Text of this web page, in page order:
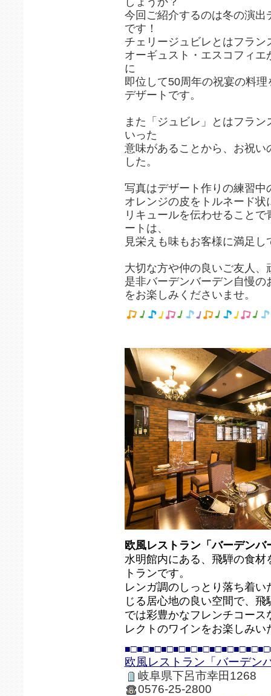
今回ご紹介するのは冬の演
です！
チェリージュビレとはフラ
オーギュスト・エスコフィ
に
即位して50周年の祝宴の料
デザートです。
また「ジュビレ」とはフラ
いった
意味があることから、お祝
した。
写真はデザート作りの練習中
オレンジの皮をトルネード状
リキュールを伝わせること
ートは、
見栄えも味もお客様に満足
大切な方や仲の良いご友人
是非バーデンバーデン自慢
をお楽しみくださいませ。
欧風レストラン「バーデンバ
水明館内にある、飛騨の食
トランです。
レンガ調のしっとり落ち着
じる居心地の良い空間で、
では彩豊かなフレンチコー
レクトのワインをお楽しみい
欧風レストラン「バーデン
岐阜県下呂市幸田1268
0576-25-2800